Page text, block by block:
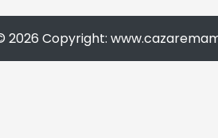
2026 Copyright: